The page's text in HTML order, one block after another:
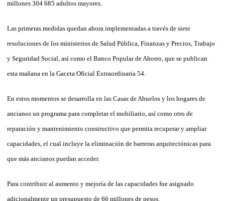
millones 304 685 adultos mayores.
Las primeras medidas quedan ahora implementadas a través de siete
resoluciones de los ministerios de Salud Pública, Finanzas y Precios, Trabajo
y Seguridad Social, así como el Banco Popular de Ahorro, que se publican
esta mañana en la Gaceta Oficial Extraordinaria 54.
En estos momentos se desarrolla en las Casas de Abuelos y los hogares de
ancianos un programa para completar el mobiliario, así como otro de
reparación y mantenimiento constructivo que permita recuperar y ampliar
capacidades, el cual incluye la eliminación de barreras arquitectónicas para
que más ancianos puedan acceder.
Para contribuir al aumento y mejoría de las capacidades fue asignado
adicionalmente un presupuesto de 66 millones de pesos.